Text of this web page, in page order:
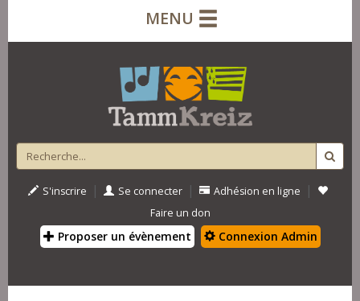
MENU
S'inscrire | Se connecter | Adhésion en ligne |
Faire un don
Proposer un évènement Connexion Admin